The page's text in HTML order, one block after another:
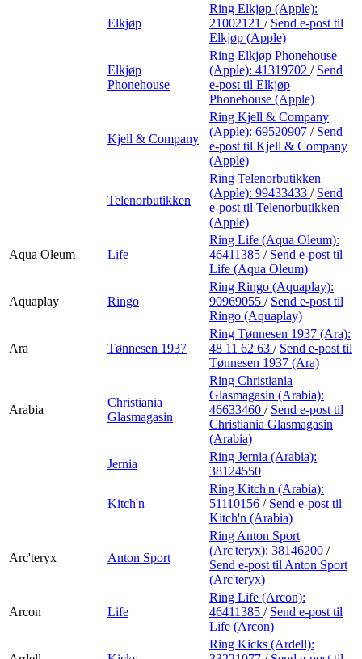
Elkjøp
Ring Elkjøp (Apple):
21002121 / Send e-post til
Elkjøp (Apple)
Elkjøp
Phonehouse
Ring Elkjøp Phonehouse
(Apple): 41319702 / Send
e-post til Elkjøp
Phonehouse (Apple)
Kjell & Company
Ring Kjell & Company
(Apple): 69520907 / Send
e-post til Kjell & Company
(Apple)
Telenorbutikken
Ring Telenorbutikken
(Apple): 99433433 / Send
e-post til Telenorbutikken
(Apple)
Aqua Oleum Life
Ring Life (Aqua Oleum):
46411385 / Send e-post til
Life (Aqua Oleum)
Aquaplay Ringo
Ring Ringo (Aquaplay):
90969055 / Send e-post til
Ringo (Aquaplay)
Ara Tønnesen 1937
Ring Tønnesen 1937 (Ara):
48 11 62 63 / Send e-post til
Tønnesen 1937 (Ara)
Arabia
Christiania
Glasmagasin
Ring Christiania
Glasmagasin (Arabia):
46633460 / Send e-post til
Christiania Glasmagasin
(Arabia)
Jernia
Ring Jernia (Arabia):
38124550
Kitch'n
Ring Kitch'n (Arabia):
51110156 / Send e-post til
Kitch'n (Arabia)
Arc'teryx Anton Sport
Ring Anton Sport
(Arc'teryx): 38146200 /
Send e-post til Anton Sport
(Arc'teryx)
Arcon Life
Ring Life (Arcon):
46411385 / Send e-post til
Life (Arcon)
Ring Kicks (Ardell):